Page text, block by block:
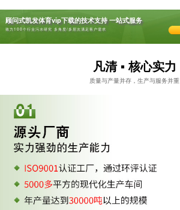
顾问式凯发体育vip下载的技术支持 一站式服务
致力100个行业污水研究 多角度/多层次满足客户需求
凡清 ▪ 核心实力
质量与产量并存，生产与服务并重